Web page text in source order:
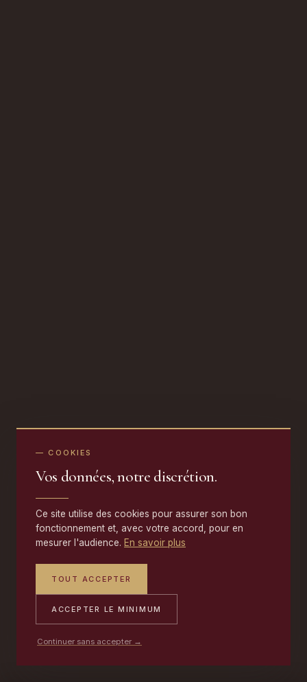
— COOKIES
Vos données, notre discrétion.
Ce site utilise des cookies pour assurer son bon
fonctionnement et, avec votre accord, pour en
mesurer l'audience. En savoir plus
TOUT ACCEPTER
ACCEPTER LE MINIMUM
Continuer sans accepter →